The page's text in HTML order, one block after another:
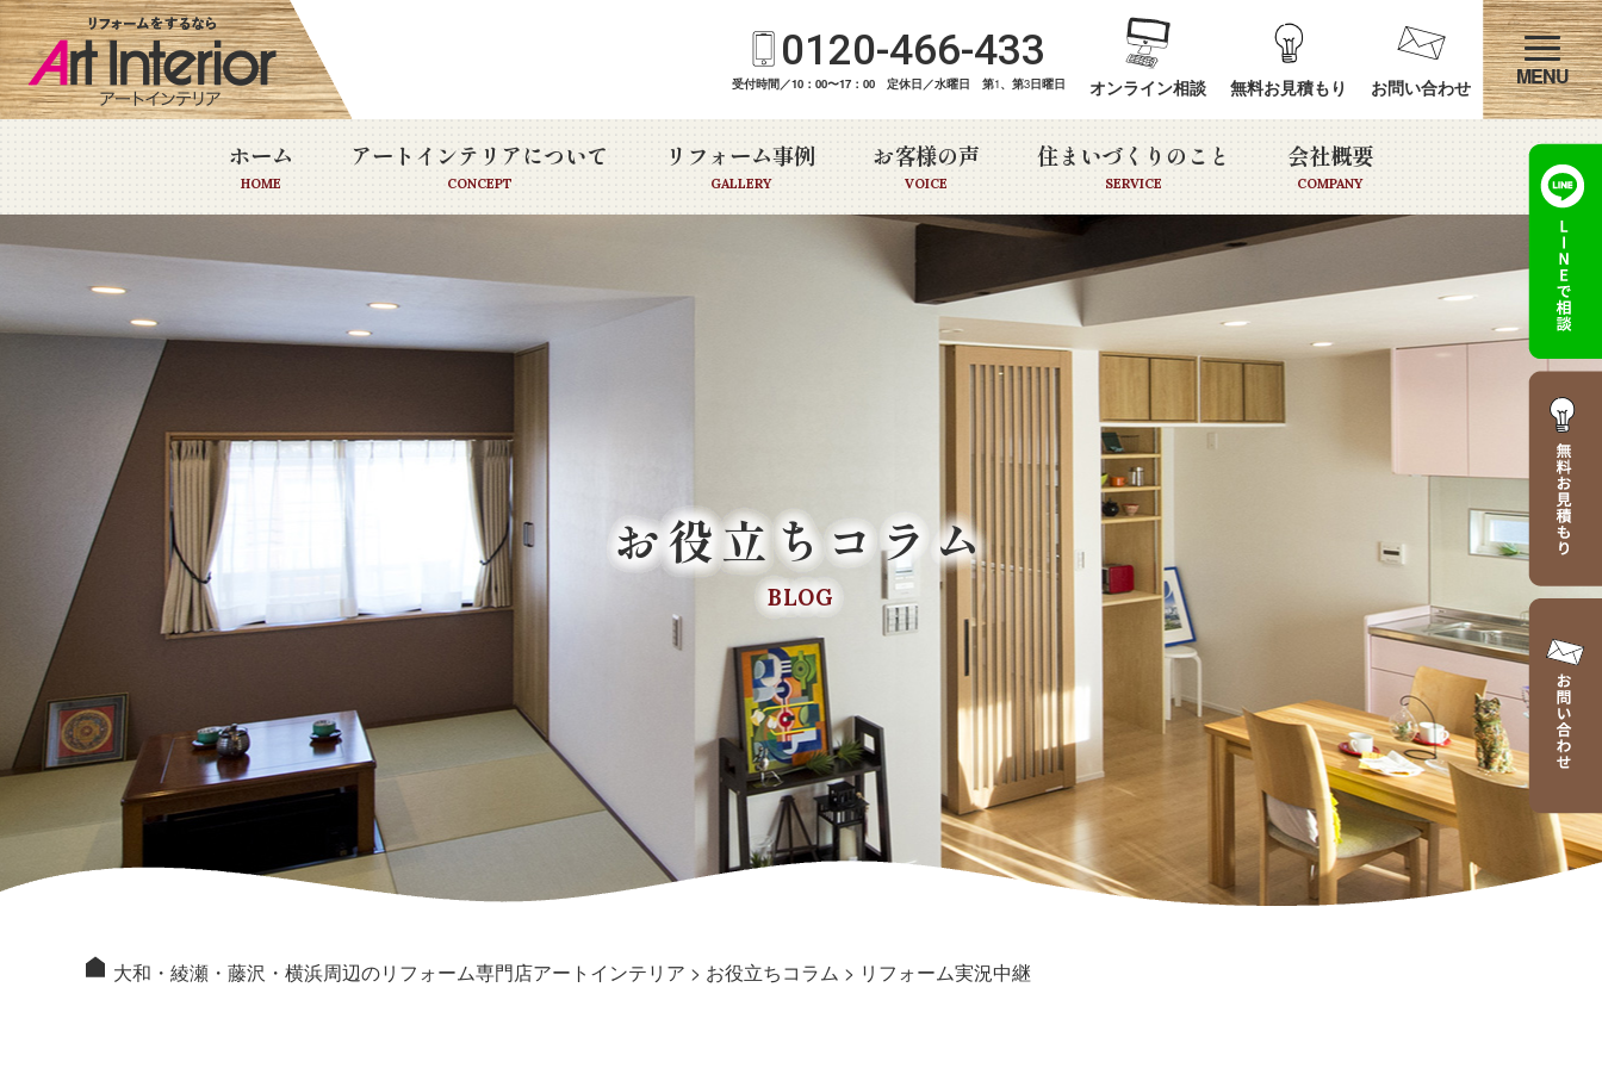
0120-466-433
受付時間／10：00〜17：00 定休日／水曜日 第1 、第3日曜日 オンライン相談 無料お見積もり お問い合わせ
ホーム
HOME
アートインテリアについて
CONCEPT
リフォーム事例
GALLERY
お客様の声
VOICE
住まいづくりのこと
SERVICE
会社概要
COMPANY
お役立ちコラム
BLOG
大和・綾瀬・藤沢・横浜周辺のリフォーム専門店アートインテリア > お役立ちコラム > リフォーム実況中継